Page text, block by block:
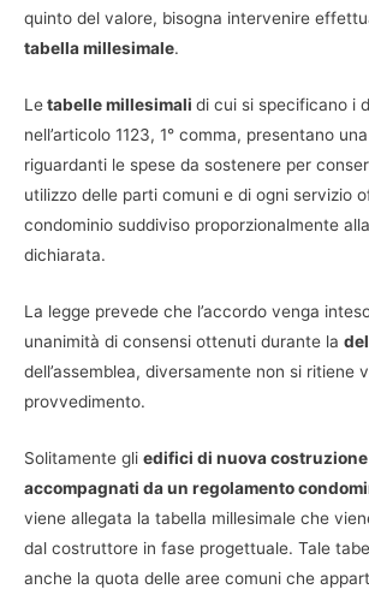
quinto del valore, bisogna intervenire
tabella millesimale.
Letabelle millesimali di cui si specificano i
nell’articolo 1123, 1° comma, presentano
riguardanti le spese da sostenere per
utilizzo delle parti comuni e di ogni servizio
condominio suddiviso proporzionalmente
dichiarata.
La legge prevede che l’accordo venga
unanimità di consensi ottenuti durante la
dell’assemblea, diversamente non si ritiene
provvedimento.
Solitamente gli edifici di nuova
accompagnati da un regolamento
viene allegata la tabella millesimale che
dal costruttore in fase progettuale. Tale
anche la quota delle aree comuni che